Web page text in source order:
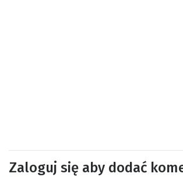
Zaloguj się aby dodać